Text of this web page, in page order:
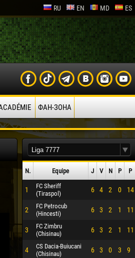
RU EN MD ES
ФАН-ЗОНА
N. Equipe J V N P P
1
FC Sheriff
(Tiraspol)
6 4 2 0 14
2
FC Petrocub
(Hincesti)
6 3 2 1 11
3
FC Zimbru
(Chisinau)
6 3 2 1 11
4
CS Dacia-Buiucani
(Chisinau)
6 3 0 3 9